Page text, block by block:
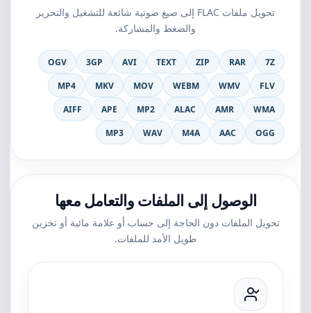
تحويل ملفات FLAC إلى صيغ صوتية شائعة للتشغيل والتحرير
والضغط والمشاركة.
7Z
RAR
ZIP
TEXT
AVI
3GP
OGV
FLV
WMV
WEBM
MOV
MKV
MP4
WMA
AMR
ALAC
MP2
APE
AIFF
OGG
AAC
M4A
WAV
MP3
الوصول إلى الملفات والتعامل معها
تحويل الملفات دون الحاجة إلى حساب أو علامة مائية أو تخزين
طويل الأمد للملفات.